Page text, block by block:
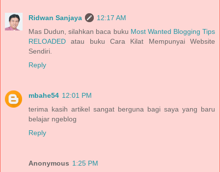
Ridwan Sanjaya
12:17 AM
Mas Dudun, silahkan baca buku Most Wanted Blogging Tips
RELOADED atau buku Cara Kilat Mempunyai Website
Sendiri.
Reply
mbahe54 12:01 PM
terima kasih artikel sangat berguna bagi saya yang baru
belajar ngeblog
Reply
Anonymous 1:25 PM